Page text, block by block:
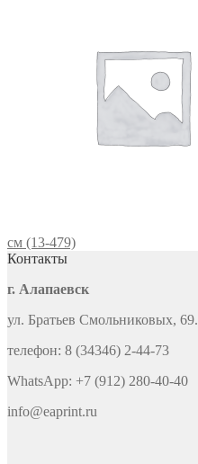
см (13-479)
Контакты
г. Алапаевск
ул. Братьев Смольниковых, 69.
телефон: 8 (34346) 2-44-73
WhatsApp: +7 (912) 280-40-40
info@eaprint.ru